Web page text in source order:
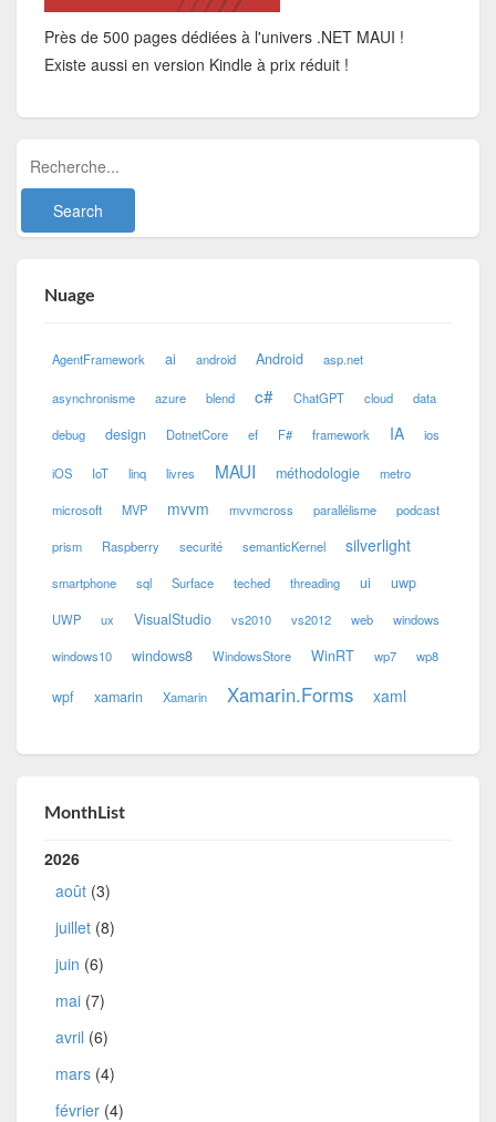
Près de 500 pages dédiées à l'univers .NET MAUI !
Existe aussi en version Kindle à prix réduit !
Nuage
AgentFramework ai android Android asp.net
asynchronisme azure blend c# ChatGPT cloud data
debug design DotnetCore ef F# framework IA ios
iOS IoT linq livres MAUI méthodologie metro
microsoft MVP mvvm mvvmcross parallélisme podcast
prism Raspberry securité semanticKernel silverlight
smartphone sql Surface teched threading ui uwp
UWP ux VisualStudio vs2010 vs2012 web windows
windows10 windows8 WindowsStore WinRT wp7 wp8
wpf xamarin Xamarin Xamarin.Forms xaml
MonthList
2026
août (3)
juillet (8)
juin (6)
mai (7)
avril (6)
mars (4)
février (4)